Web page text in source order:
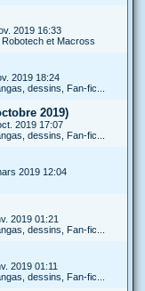
2019 16:33
et Macross
2019 18:24
dessins, Fan-fic...
2019)
2019 17:07
dessins, Fan-fic...
2019 12:04
2019 01:21
dessins, Fan-fic...
2019 01:11
dessins, Fan-fic...